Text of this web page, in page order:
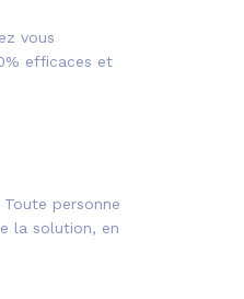
vous
efficaces et
personne
la solution, en